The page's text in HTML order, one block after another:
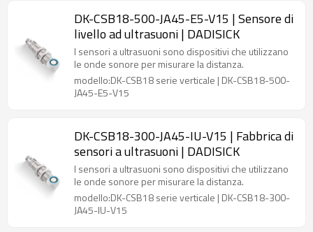
DK-CSB18-500-JA45-E5-V15 | Sensore di
livello ad ultrasuoni | DADISICK
I sensori a ultrasuoni sono dispositivi che utilizzano
le onde sonore per misurare la distanza.
modello:DK-CSB18 serie verticale | DK-CSB18-500-
JA45-E5-V15
DK-CSB18-300-JA45-IU-V15 | Fabbrica di
sensori a ultrasuoni | DADISICK
I sensori a ultrasuoni sono dispositivi che utilizzano
le onde sonore per misurare la distanza.
modello:DK-CSB18 serie verticale | DK-CSB18-300-
JA45-IU-V15